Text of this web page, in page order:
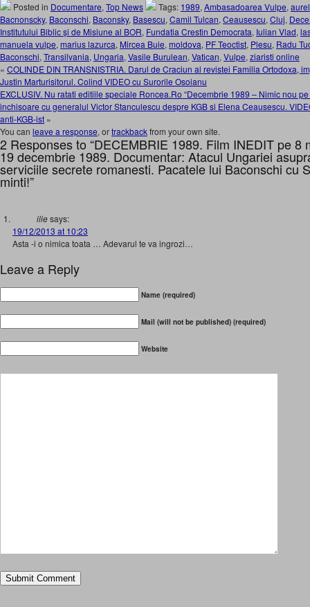
Posted in Documentare, Top News Tags: 1989, Ambasadoarea Vulpe,
Bacnonscky, Baconschi, Baconsky, Basescu, Camil Tulcan, Ceausescu, Cluj,
Institutului Biblic și de Misiune al BOR, Fundatia Crestin Democrata, Iulian Vlad,
manuela vulpe, marius lazurca, Mircea Buie, moldova, PF Teoctist, Plesu, Radu
Baconschi, Transilvania, Ungaria, Vasile Burulean, Vatican, Vulpe, ziaristi online
« COLINDE DIN TRANSNISTRIA. Darul de Craciun al revistei Familia Ortodoxa,
Justin Marturisitorul. Colind VIDEO cu Surorile Osoianu
EXCLUSIV. Nu ratati editiile speciale Roncea.Ro “Decembrie 1989 – Nimic nou
inchisoare cu generalul Victor Stanculescu despre KGB si Elena Ceausescu.
anti-KGB-ist »
You can leave a response, ortrackbackfrom your own site.
2 Responses to “DECEMBRIE 1989. Film INEDIT pe 8
19 decembrie 1989. Documentar: Atacul Ungariei
serviciile secrete romanesti. Pacatele lui Baconschi cu
minti!”
iliesays:
19/12/2013 at 10:23
Asta -i o nimica toata … Adevarul te va ingrozi…
Leave a Reply
Name (required)
Mail (will not be published) (required)
Website